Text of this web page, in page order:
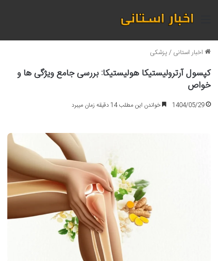
منو
اخبار استانی /پزشکی
کپسول آرترولیستیکا هولیستیکا: بررسی جامع ویژگی ها و
خواص
1404/05/29 خواندن این مطلب 14 دقیقه زمان میبرد